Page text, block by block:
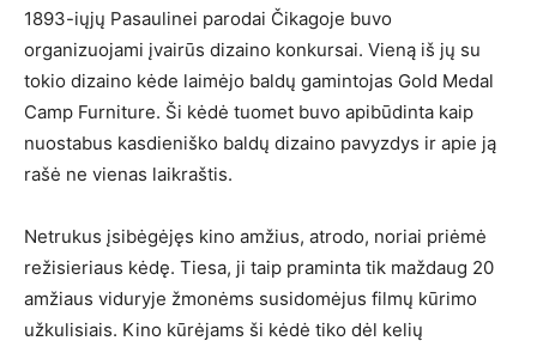
1893-iųjų Pasaulinei parodai Čikagoje buvo
organizuojami įvairūs dizaino konkursai. Vieną iš jų su
tokio dizaino kėde laimėjo baldų gamintojas Gold Medal
Camp Furniture. Ši kėdė tuomet buvo apibūdinta kaip
nuostabus kasdieniško baldų dizaino pavyzdys ir apie ją
rašė ne vienas laikraštis.
Netrukus įsibėgėjęs kino amžius, atrodo, noriai priėmė
režisieriaus kėdę. Tiesa, ji taip praminta tik maždaug 20
amžiaus viduryje žmonėms susidomėjus filmų kūrimo
užkulisiais. Kino kūrėjams ši kėdė tiko dėl kelių